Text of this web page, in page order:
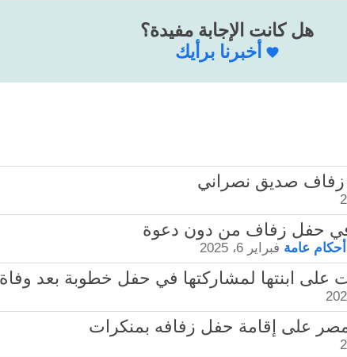
هل كانت الإجابة مفيدة؟
أخبرنا برأيك
أحكام عامة فبراير 6، 2025